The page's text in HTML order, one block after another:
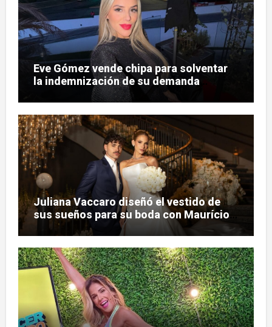
Eve Gómez vende chipa para solventar
la indemnización de su demanda
Juliana Vaccaro diseñó el vestido de
sus sueños para su boda con Maurício
Prado